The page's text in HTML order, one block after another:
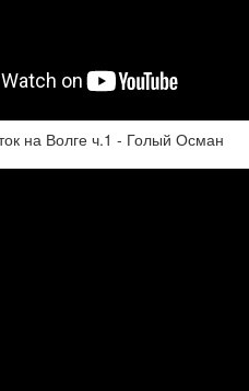
на Волге ч.1 - Голый Осман